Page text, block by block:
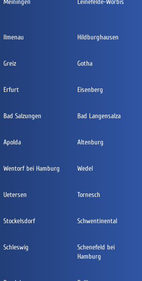
Meiningen Leinefelde-Worbis
Ilmenau Hildburghausen
Greiz Gotha
Erfurt Eisenberg
Bad Salzungen Bad Langensalza
Apolda Altenburg
Wentorf bei Hamburg Wedel
Uetersen Tornesch
Stockelsdorf Schwentinental
Schleswig
Schenefeld bei
Hamburg